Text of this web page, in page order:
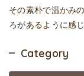
その素朴で温かみ
ろがあるように感じ
Category